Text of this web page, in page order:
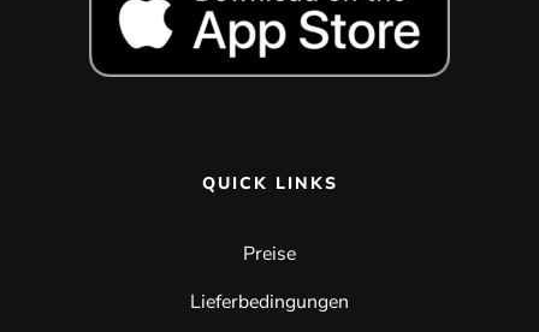
QUICK LINKS
Preise
Lieferbedingungen